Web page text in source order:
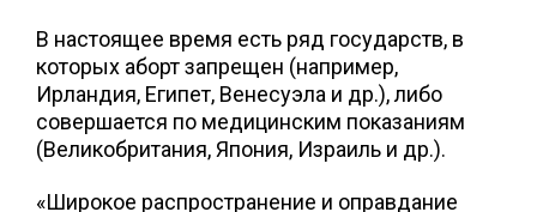
В настоящее время есть ряд государств, в
которых аборт запрещен (например,
Ирландия, Египет, Венесуэла и др.), либо
совершается по медицинским показаниям
(Великобритания, Япония, Израиль и др.).
«Широкое распространение и оправдание